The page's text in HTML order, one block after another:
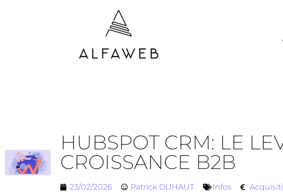
HUBSPOT CRM: LE
CROISSANCE B2B
23/02/2026 Patrick DUHAUT Infos